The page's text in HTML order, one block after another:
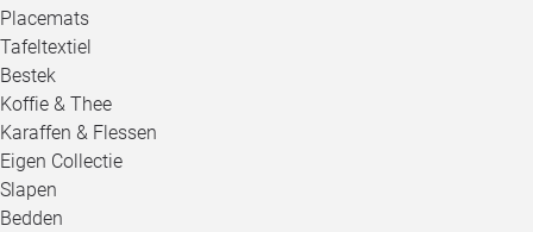
Placemats
Tafeltextiel
Bestek
Koffie & Thee
Karaffen & Flessen
Eigen Collectie
Slapen
Bedden